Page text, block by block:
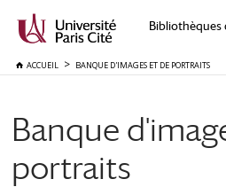
Bibliothèques
ACCUEIL BANQUE D'IMAGES ET DE PORTRAITS
Banque
portraits